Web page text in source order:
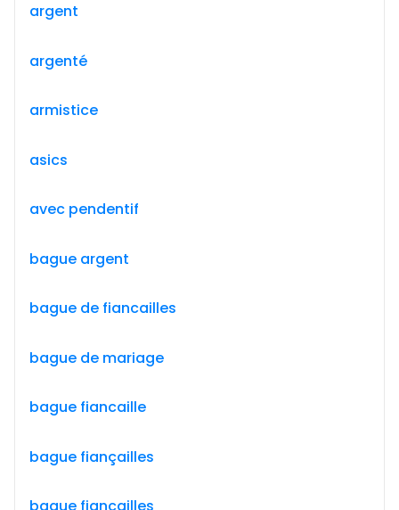
argent
argenté
armistice
asics
avec pendentif
bague argent
bague de fiancailles
bague de mariage
bague fiancaille
bague fiançailles